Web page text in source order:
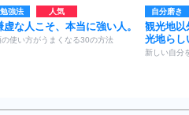
勉強法
虚な人こそ、本当に強い人。
の使い方がうまくなる30の方法
自分磨き
観光地以
光地らし
新しい自分